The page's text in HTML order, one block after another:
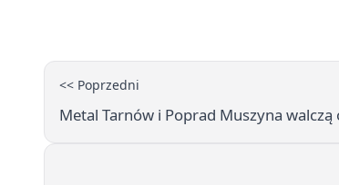
<< Poprzedni
Metal Tarnów i Poprad Muszyna